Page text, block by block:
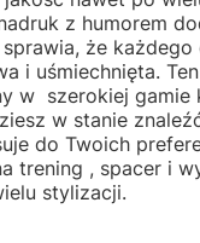
z humorem
że każdego
i uśmiechnięta.
w szerokiej gamie
w stanie
do Twoich
trening , spacer i
stylizacji.